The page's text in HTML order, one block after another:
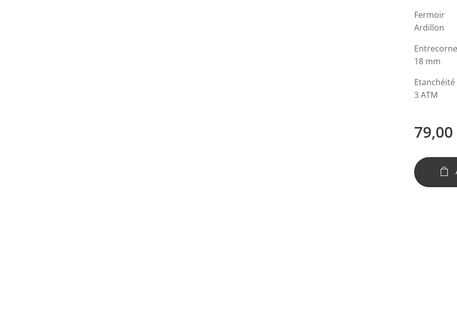
Fermoir
Ardillon
Entrecorne
18 mm
Etanchéité
3 ATM
79,00